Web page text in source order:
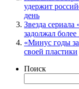
удержит
день
Звезда
задолжал
«Минус годы
своей пластики
Поиск